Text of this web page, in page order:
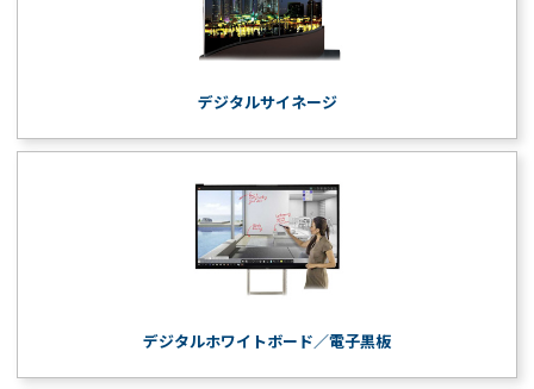
デジタルサイネージ
デジタルホワイトボード／電子黒板